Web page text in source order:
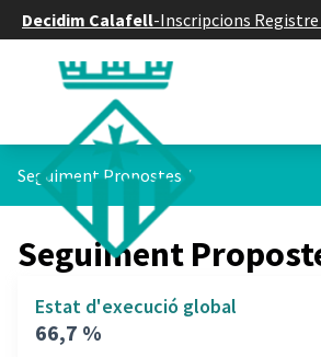
Decidim Calafell-Inscripcions
Seguiment Propostes /
Seguiment
Estat d'execució global
66,7 %